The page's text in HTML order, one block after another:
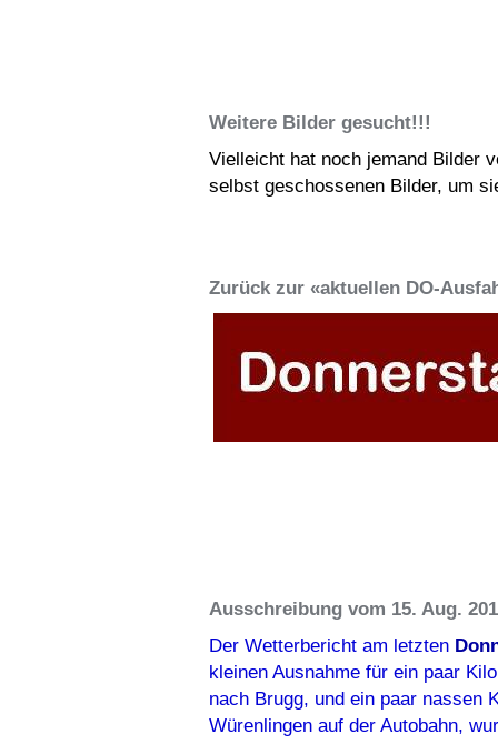
Weitere Bilder gesucht!!!
Vielleicht hat noch jemand Bilder
selbst geschossenen Bilder, um
Zurück zur «aktuellen DO-
Ausschreibung vom 15. Aug.
Der Wetterbericht am letzten
kleinen Ausnahme für ein paar
nach Brugg, und ein paar nassen
Würenlingen auf der Autobahn,